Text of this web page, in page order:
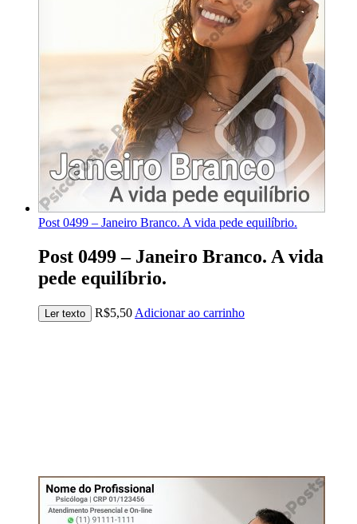
Post 0499 – Janeiro Branco. A vida pede equilíbrio.
Post 0499 – Janeiro Branco. A vida
pede equilíbrio.
Ler texto R$5,50 Adicionar ao carrinho